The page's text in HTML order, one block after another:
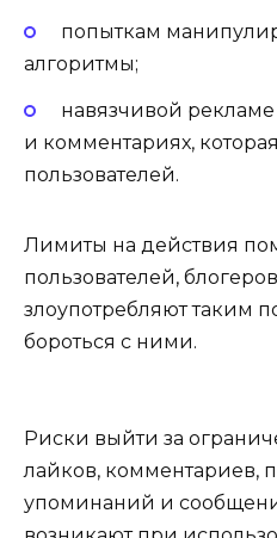
попыткам
алгоритмы;
навязчивой
и комментариях,
пользователей.
Лимиты на действия
пользователей,
злоупотребляют таким
бороться с ними.
Риски выйти за
лайков, комментариев,
упоминаний и